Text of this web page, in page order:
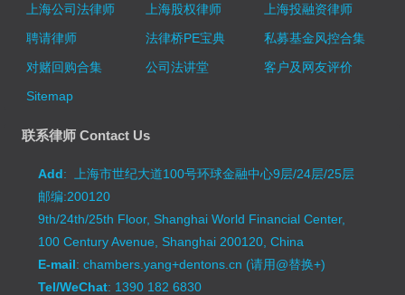
上海公司法律师
上海股权律师
上海投融资律师
聘请律师
法律桥PE宝典
私募基金风控合集
对赌回购合集
公司法讲堂
客户及网友评价
Sitemap
联系律师 Contact Us
Add: 上海市世纪大道100号环球金融中心9层/24层/25层
邮编:200120
9th/24th/25th Floor, Shanghai World Financial Center,
100 Century Avenue, Shanghai 200120, China
E-mail: chambers.yang+dentons.cn (请用@替换+)
Tel/WeChat: 1390 182 6830